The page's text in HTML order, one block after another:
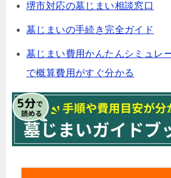
堺市対応の墓じまい相談窓口
墓じまいの手続き完全ガイド
墓じまい費用かんたんシミュレ
で概算費用がすぐ分かる